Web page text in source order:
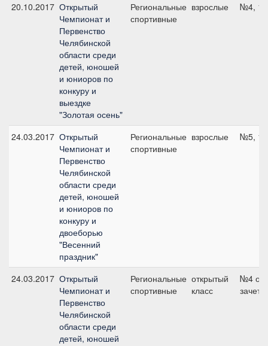
20.10.2017 Открытый
Чемпионат и
Первенство
Челябинской
области среди
детей, юношей
и юниоров по
конкуру и
выездке
"Золотая осень"
Региональные
спортивные
взрослые №4,
24.03.2017 Открытый
Чемпионат и
Первенство
Челябинской
области среди
детей, юношей
и юниоров по
конкуру и
двоеборью
"Весенний
праздник"
Региональные
спортивные
взрослые №5,
24.03.2017 Открытый
Чемпионат и
Первенство
Челябинской
области среди
детей, юношей
Региональные
спортивные
открытый
класс
№4
зачет,